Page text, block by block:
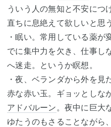
ういう人の無知と不安につ
直ちに息絶えて欲しいと思う
・眠い。常用している薬が
でに集中力を欠き、仕事し
へ迷走。というか瞑想。
・夜、ベランダから外を見
赤な赤い玉。ギョッとしな
アドバルーン。夜中に巨大
ゆたうのもさることながら